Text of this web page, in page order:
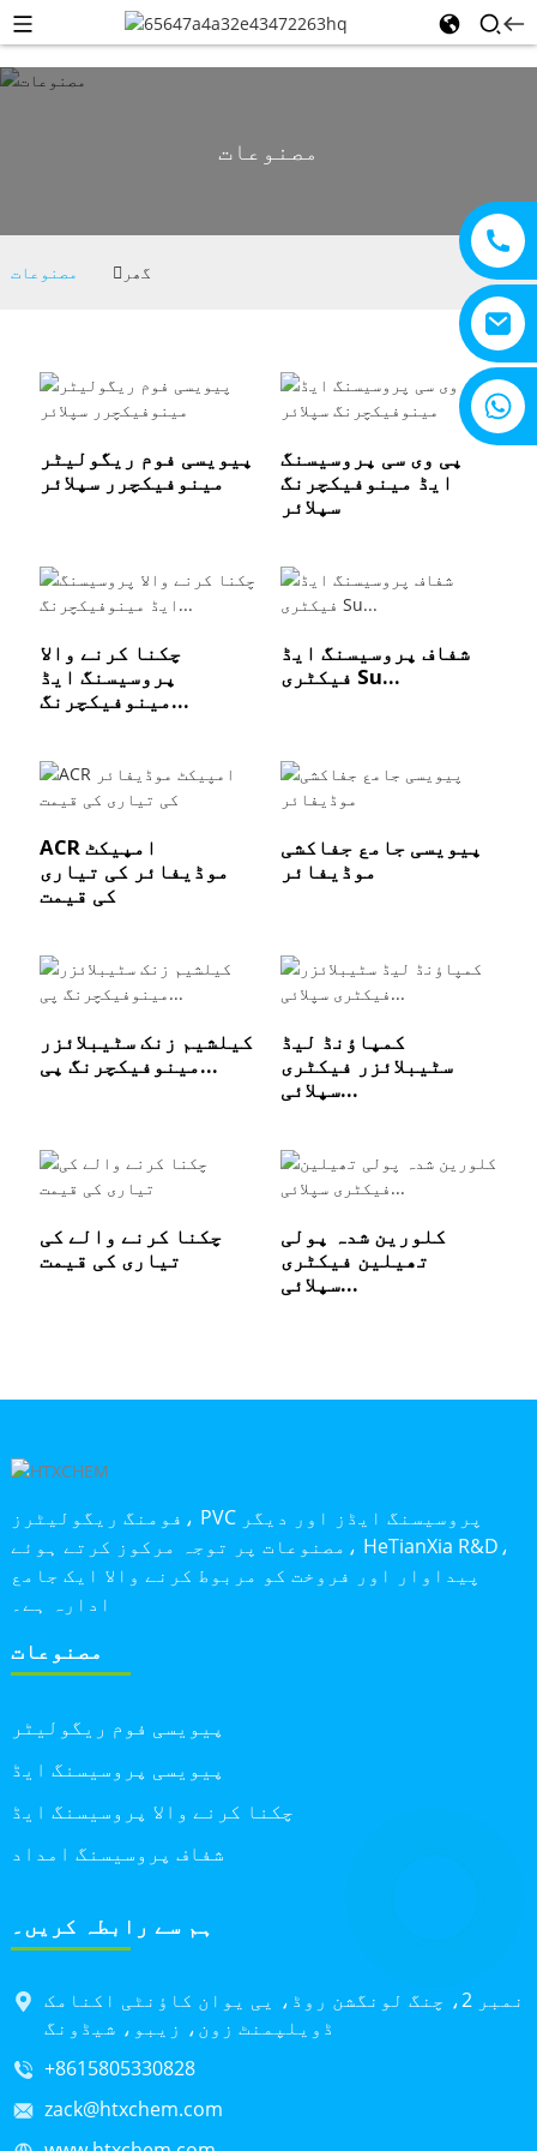
+8615805330828
مصنوعات
گھر مصنوعات
پیویسی فوم ریگولیٹر
مینوفیکچرر سپلائر
پی وی سی پروسیسنگ
ایڈ مینوفیکچرنگ
سپلائر
چکنا کرنے والا
پروسیسنگ ایڈ
مینوفیکچرنگ...
شفاف پروسیسنگ ایڈ
فیکٹری Su...
ACR امپیکٹ
موڈیفائر کی تیاری
کی قیمت
پیویسی جامع جفاکشی
موڈیفائر
کیلشیم زنک سٹیبلائزر
مینوفیکچرنگ پی...
کمپاؤنڈ لیڈ
سٹیبلائزر فیکٹری
سپلائی...
چکنا کرنے والے کی
تیاری کی قیمت
کلورین شدہ پولی
تھیلین فیکٹری
سپلائی...
فومنگ ریگولیٹرز، PVC پروسیسنگ ایڈز اور دیگر
مصنوعات پر توجہ مرکوز کرتے ہوئے، HeTianXia R&D،
پیداوار اور فروخت کو مربوط کرنے والا ایک جامع
ادارہ ہے۔
مصنوعات
پیویسی فوم ریگولیٹر
پیویسی پروسیسنگ ایڈ
چکنا کرنے والا پروسیسنگ ایڈ
شفاف پروسیسنگ امداد
ہم سے رابطہ کریں۔
نمبر 2، چنگ لونگشن روڈ، یی یوان کاؤنٹی اکنامک
ڈویلپمنٹ زون، زیبو، شیڈونگ
+8615805330828
zack@htxchem.com